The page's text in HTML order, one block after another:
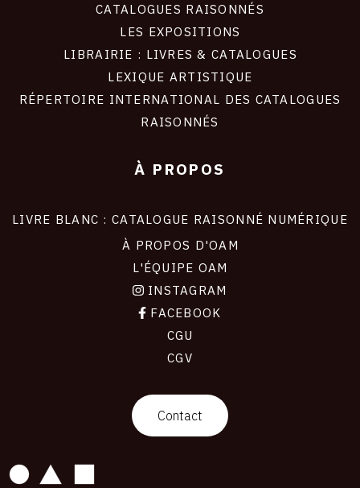
CATALOGUES RAISONNÉS
LES EXPOSITIONS
LIBRAIRIE : LIVRES & CATALOGUES
LEXIQUE ARTISTIQUE
RÉPERTOIRE INTERNATIONAL DES CATALOGUES
RAISONNÉS
À PROPOS
LIVRE BLANC : CATALOGUE RAISONNÉ NUMÉRIQUE
À PROPOS D'OAM
L'ÉQUIPE OAM
INSTAGRAM
FACEBOOK
CGU
CGV
Contact